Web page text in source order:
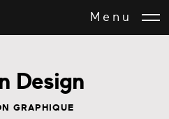
Menu
Design
GRAPHIQUE